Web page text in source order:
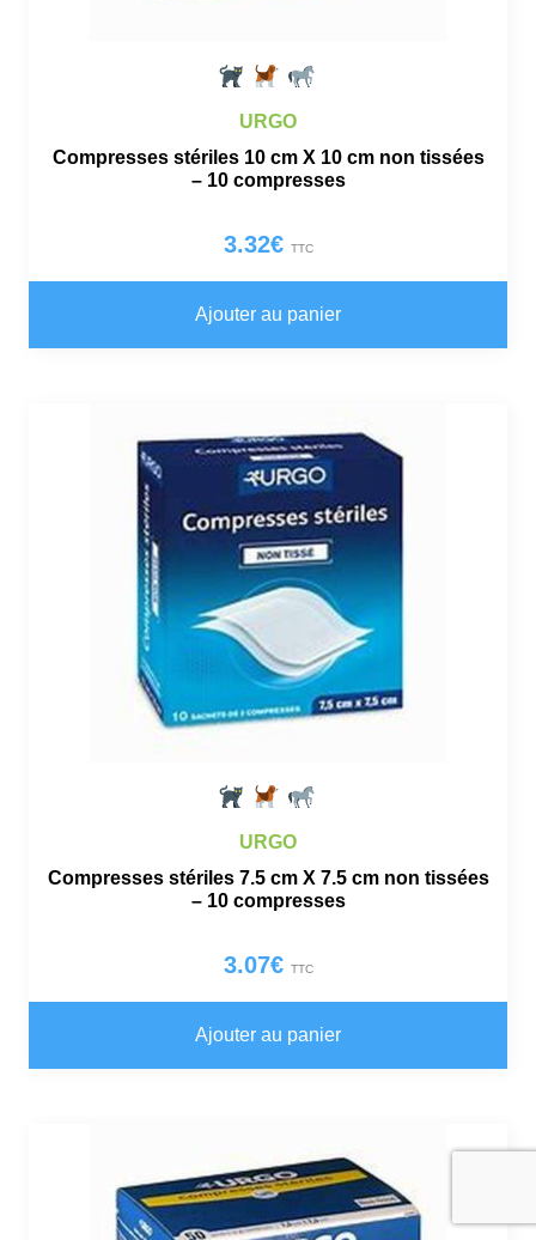
URGO
Compresses stériles 10 cm X 10 cm non tissées
– 10 compresses
3.32€ TTC
Ajouter au panier
URGO
Compresses stériles 7.5 cm X 7.5 cm non tissées
– 10 compresses
3.07€ TTC
Ajouter au panier